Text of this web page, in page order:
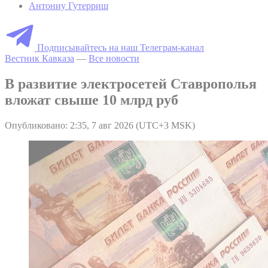
Антониу Гутерриш
Подписывайтесь на наш Телеграм-канал
Вестник Кавказа — Все новости
В развитие электросетей Ставрополья
вложат свыше 10 млрд руб
Опубликовано: 2:35, 7 авг 2026 (UTC+3 MSK)